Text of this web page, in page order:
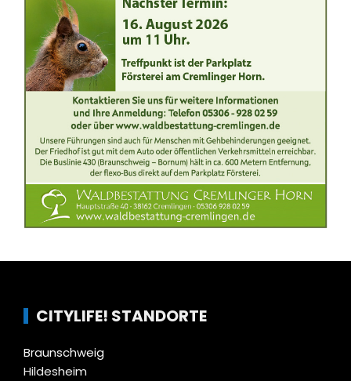
CITYLIFE! STANDORTE
Braunschweig
Hildesheim